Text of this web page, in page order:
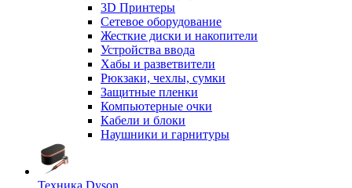
3D Принтеры
Сетевое оборудование
Жесткие диски и накопители
Устройства ввода
Хабы и разветвители
Рюкзаки, чехлы, сумки
Защитные пленки
Компьютерные очки
Кабели и блоки
Наушники и гарнитуры
Техника Dyson